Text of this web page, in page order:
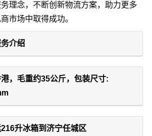
理念，不断创新物流方案，助力更多
市场中取得成功。
介绍
，毛重约35公斤，包装尺寸:
216升冰箱到济宁任城区